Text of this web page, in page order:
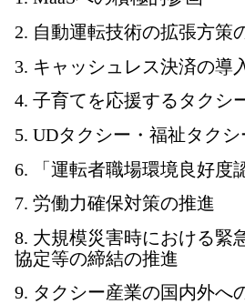
2. 自動運転技術の拡張方策
3. キャッシュレス決済の導
4. 子育てを応援するタクシ
5. UDタクシー・福祉タク
6. 「運転者職場環境良好度
7. 労働力確保対策の推進
8. 大規模災害時における緊
協定等の締結の推進
9. タクシー産業の国内外へ